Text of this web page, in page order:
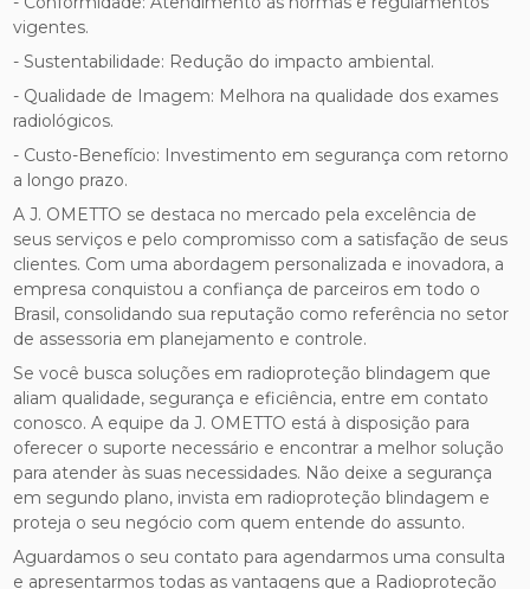
vigentes.
- Sustentabilidade: Redução do impacto ambiental.
- Qualidade de Imagem: Melhora na qualidade dos exames
radiológicos.
- Custo-Benefício: Investimento em segurança com retorno
a longo prazo.
A J. OMETTO se destaca no mercado pela excelência de
seus serviços e pelo compromisso com a satisfação de seus
clientes. Com uma abordagem personalizada e inovadora, a
empresa conquistou a confiança de parceiros em todo o
Brasil, consolidando sua reputação como referência no setor
de assessoria em planejamento e controle.
Se você busca soluções em radioproteção blindagem que
aliam qualidade, segurança e eficiência, entre em contato
conosco. A equipe da J. OMETTO está à disposição para
oferecer o suporte necessário e encontrar a melhor solução
para atender às suas necessidades. Não deixe a segurança
em segundo plano, invista em radioproteção blindagem e
proteja o seu negócio com quem entende do assunto.
Aguardamos o seu contato para agendarmos uma consulta
e apresentarmos todas as vantagens que a Radioproteção